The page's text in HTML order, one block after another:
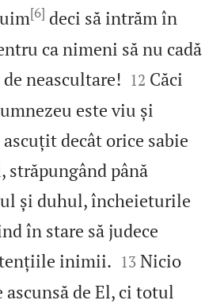
[6] deci să intrăm în
ca nimeni să nu cadă
neascultare! 

12 Căci
este viu și
ascuțit decât orice sabie
străpungând până
și duhul, încheieturile
în stare să judece
inimii. 

13 Nicio
de El, ci totul